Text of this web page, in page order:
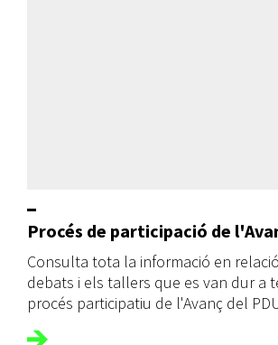
Procés de participació de
Consulta tota la informació en
debats i els tallers que es van dur a
procés participatiu de l'Avanç del